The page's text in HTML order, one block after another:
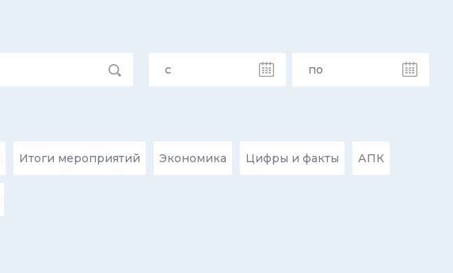
Итоги мероприятий Экономика Цифры и факты АПК